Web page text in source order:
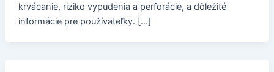
krvácanie, riziko vypudenia a perforácie, a dôležité
informácie pre používateľky. […]